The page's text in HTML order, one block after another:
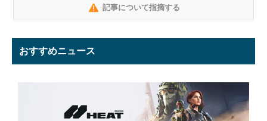
記事について指摘する
おすすめニュース